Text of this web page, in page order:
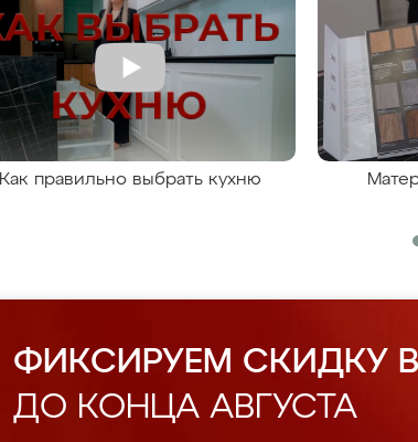
Как правильно выбрать кухню
ФИКСИРУЕМ СКИДКУ В
ДО КОНЦА АВГУСТА